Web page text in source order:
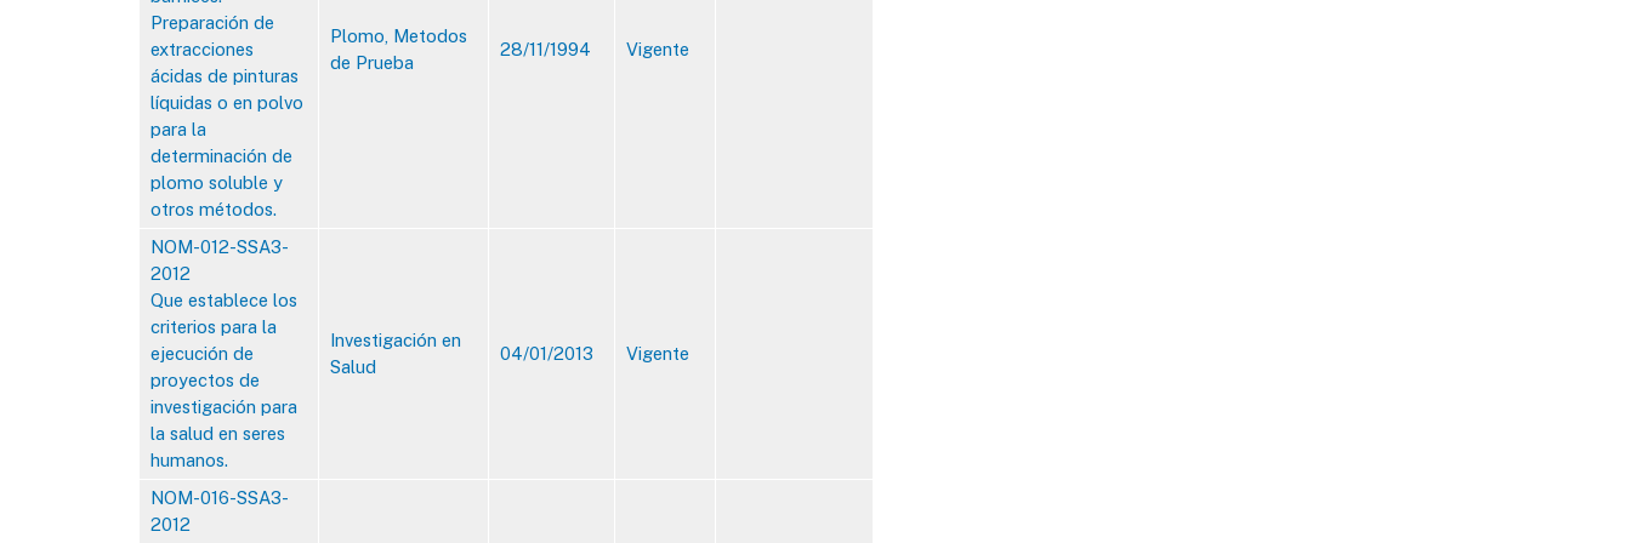
Preparación de
extracciones
ácidas de pinturas
líquidas o en polvo
para la
determinación de
plomo soluble y
otros métodos.
Plomo, Metodos
de Prueba
28/11/1994 Vigente
​NOM-012-SSA3-
2012
​Que establece los
criterios para la
ejecución de
proyectos de
investigación para
la salud en seres
humanos.
Investigación en
Salud
04/01/2013 Vigente
NOM-016-SSA3-
2012